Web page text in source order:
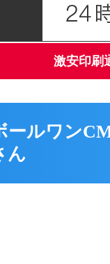
激安印刷
ールワン
ん